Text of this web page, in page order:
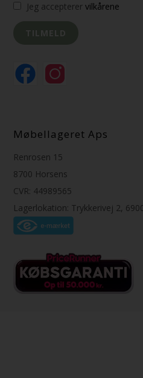
Jeg accepterervilkårene
Møbellageret Aps
Renrosen 15
8700 Horsens
CVR: 44989565
Lagerlokation: Trykkerivej 2,